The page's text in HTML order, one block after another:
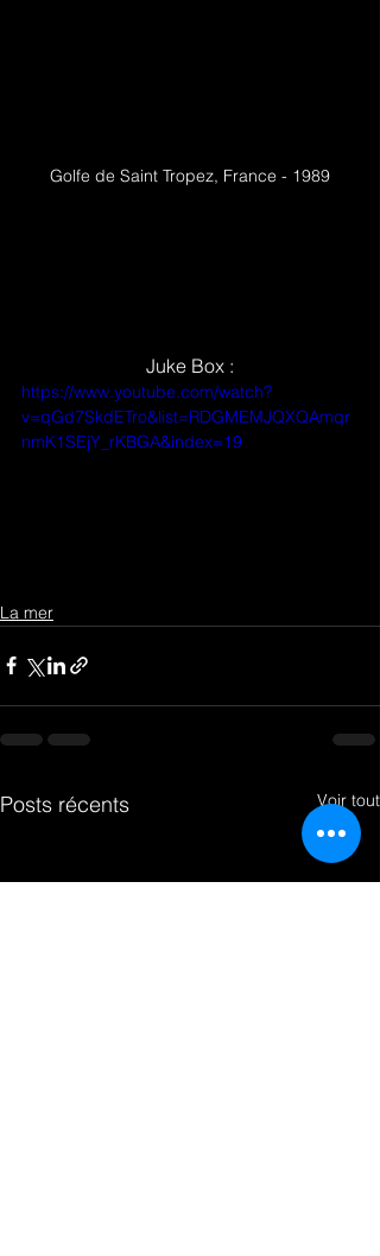
Golfe de Saint Tropez, France - 1989
Juke Box :
https://www.youtube.com/watch?
v=qGd7SkdETro&list=RDGMEMJQXQAmqr
nmK1SEjY_rKBGA&index=19
La mer
Posts récents Voir tout